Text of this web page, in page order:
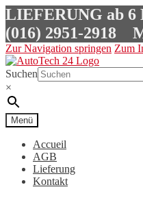
LIEFERUNG ab 6
(016) 2951-2918
Zur Navigation springen Zum
Suchen
×
Menü
Accueil
AGB
Lieferung
Kontakt